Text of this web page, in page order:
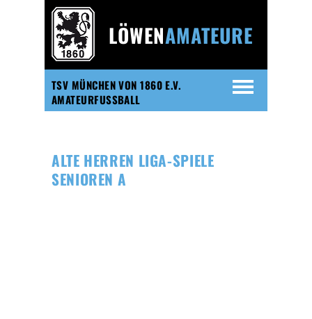
TSV MÜNCHEN VON 1860 E.V.
AMATEURFUSSBALL
LÖWENAMATEURE
ALTE HERREN LIGA-SPIELE
SENIOREN A